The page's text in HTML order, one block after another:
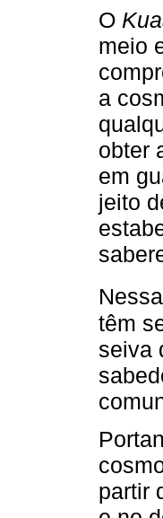
O
meio
a
obter
em
jeito
têm
seiva
partir